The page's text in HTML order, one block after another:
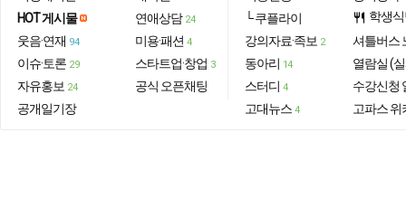
HOT 게시물
웃음·연재 94
이슈·토론 29
자유홍보 24
공개일기장
연애상담 24
미용·패션 4
스타트업·창업 3
공식 오픈채팅
└ 쿠플라이
강의자료·족보 2
동아리 14
스터디 4
고대뉴스 4
restaurant 학생
셔틀버스
열람실 (
수강신청
고파스 위